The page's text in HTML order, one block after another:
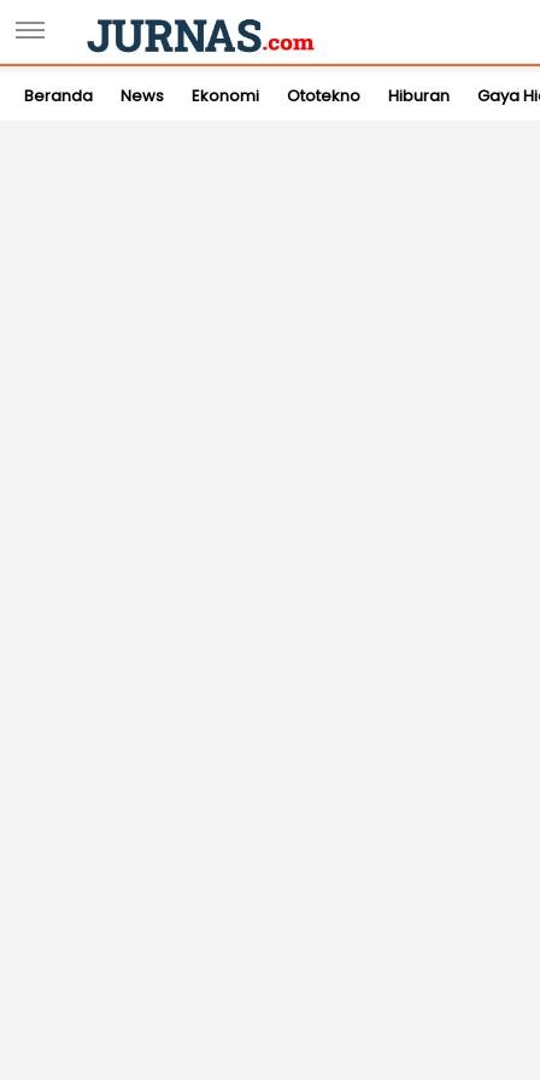
Beranda News Ekonomi Ototekno Hiburan Gaya